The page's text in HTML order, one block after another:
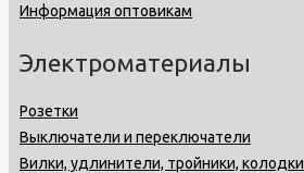
Информация оптовикам
Электроматериалы
Розетки
Выключатели и переключатели
Вилки, удлинители, тройники, колодки